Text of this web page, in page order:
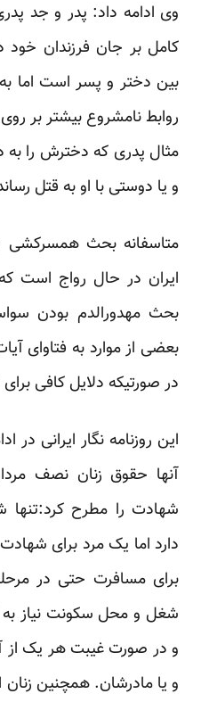
وی ادامه داد: پدر و جد پدری
کامل بر جان فرزندان خود
بین دختر و پسر است اما
روابط نامشروع بیشتر بر
مثال پدری که دخترش را
و یا دوستی با او به قتل
متاسفانه بحث
ایران در حال رواج است که
بحث مهدورالدم بودن
بعضی از موارد به فتاوای
در صورتیکه دلایل کافی برای
این روزنامه نگار ایرانی در
آنها حقوق زنان نصف
شهادت را مطرح
دارد اما یک مرد برای
برای مسافرت حتی در
شغل و محل سکونت نیاز به
و در صورت غیبت هر یک از
و یا مادرشان. همچنین زنان